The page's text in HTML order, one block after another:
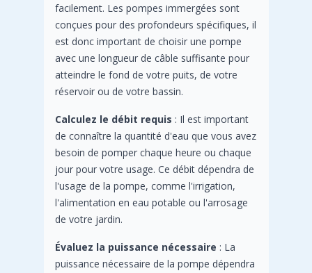
facilement. Les pompes immergées sont
conçues pour des profondeurs spécifiques, il
est donc important de choisir une pompe
avec une longueur de câble suffisante pour
atteindre le fond de votre puits, de votre
réservoir ou de votre bassin.
Calculez le débit requis : Il est important
de connaître la quantité d'eau que vous avez
besoin de pomper chaque heure ou chaque
jour pour votre usage. Ce débit dépendra de
l'usage de la pompe, comme l'irrigation,
l'alimentation en eau potable ou l'arrosage
de votre jardin.
Évaluez la puissance nécessaire : La
puissance nécessaire de la pompe dépendra